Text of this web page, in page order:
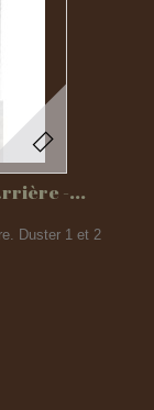
-...
Duster 1 et 2